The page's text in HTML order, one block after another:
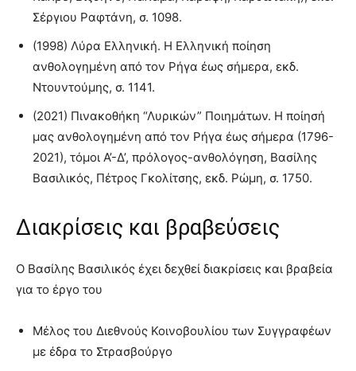
Σέργιου Ραφτάνη, σ. 1098.
(1998) Λύρα Ελληνική. Η Ελληνική ποίηση
ανθολογημένη από τον Ρήγα έως σήμερα, εκδ.
Ντουντούμης, σ. 1141.
(2021) Πινακοθήκη “Λυρικών” Ποιημάτων. Η ποίησή
μας ανθολογημένη από τον Ρήγα έως σήμερα (1796-
2021), τόμοι Α’-Δ’, πρόλογος-ανθολόγηση, Βασίλης
Βασιλικός, Πέτρος Γκολίτσης, εκδ. Ρώμη, σ. 1750.
Διακρίσεις και βραβεύσεις
Ο Βασίλης Βασιλικός έχει δεχθεί διακρίσεις και βραβεία
για το έργο του
Μέλος του Διεθνούς Κοινοβουλίου των Συγγραφέων
με έδρα το Στρασβούργο